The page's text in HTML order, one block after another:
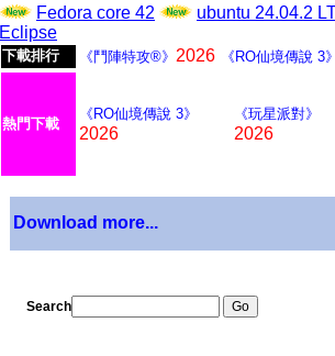
Fedora core 42
ubuntu 24.04.2
Eclipse
下載排行 《鬥陣特攻®》 2026 《RO仙境傳說 3
熱門下載
《RO仙境傳說 3》
2026
《玩星派對》
2026
Download more...
Search